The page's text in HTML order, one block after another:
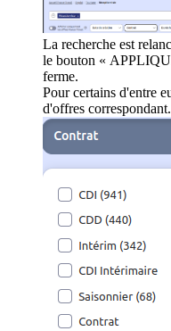
La recherche est
le bouton «
ferme.
Pour certains d'entre
d'offres correspondant.